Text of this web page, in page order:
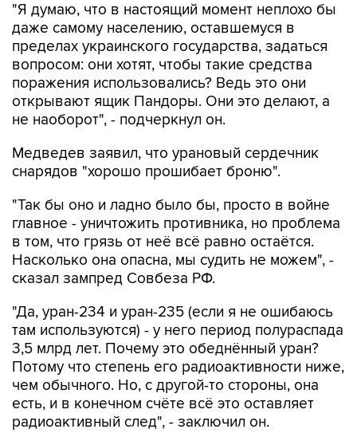
"Я думаю, что в настоящий момент неплохо бы
даже самому населению, оставшемуся в
пределах украинского государства, задаться
вопросом: они хотят, чтобы такие средства
поражения использовались? Ведь это они
открывают ящик Пандоры. Они это делают, а
не наоборот", - подчеркнул он.
Медведев заявил, что урановый сердечник
снарядов "хорошо прошибает броню".
"Так бы оно и ладно было бы, просто в войне
главное - уничтожить противника, но проблема
в том, что грязь от неё всё равно остаётся.
Насколько она опасна, мы судить не можем", -
сказал зампред Совбеза РФ.
"Да, уран-234 и уран-235 (если я не ошибаюсь
там используются) - у него период полураспада
3,5 млрд лет. Почему это обеднённый уран?
Потому что степень его радиоактивности ниже,
чем обычного. Но, с другой-то стороны, она
есть, и в конечном счёте всё это оставляет
радиоактивный след", - заключил он.